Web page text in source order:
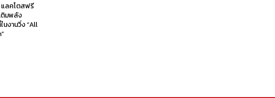
แลคโตสฟรี
ติมพลัง
นงานวิ่ง “All